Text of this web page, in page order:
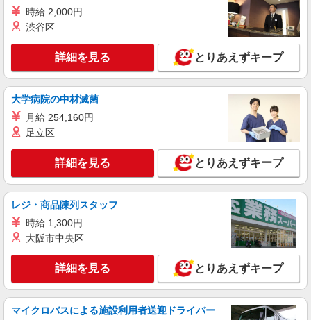
ス
未経験・無資格OKの介護スタッフ
時給1,350円〜1,600円 ★週払いOK（規定あ
り） ※給与幅は経験・能力による
埼玉県川越市 【最寄駅】的場駅 ★勤務地は
3000ヶ所以上★ 自宅から通いやすいエリアなど、
お好きな勤務地をお選び下さい！！
キープ 詳細を見る
株式会社トラストグロース 新宿本社 第3営業部
グループホームでの介護士
時給：初任者1550円/実務者1600円/介福1650
円
キープ 詳細を見る
派遣社員
株式会社kotrio /●SI-H-2067186
本川越駅＊年齢不問◎未経験から安定した業界
時給 2,000円
渋谷区
詳細を見る とりあえずキープ
大学病院の中材滅菌
月給 254,160円
足立区
詳細を見る とりあえずキープ
レジ・商品陳列スタッフ
時給 1,300円
大阪市中央区
詳細を見る とりあえずキープ
マイクロバスによる施設利用者送迎ドライバー